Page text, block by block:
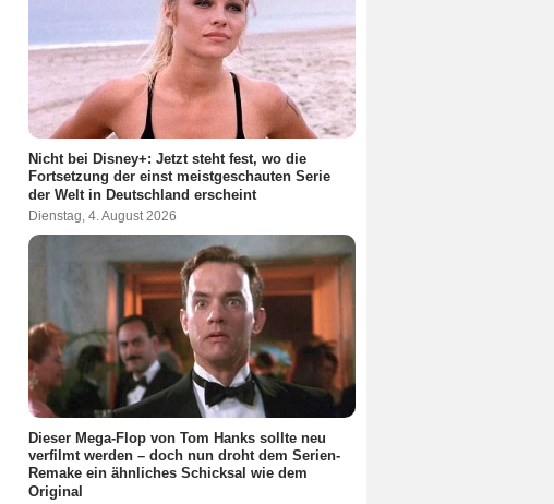
Nicht bei Disney+: Jetzt steht fest, wo die
Fortsetzung der einst meistgeschauten Serie
der Welt in Deutschland erscheint
Dienstag, 4. August 2026
Dieser Mega-Flop von Tom Hanks sollte neu
verfilmt werden – doch nun droht dem Serien-
Remake ein ähnliches Schicksal wie dem
Original